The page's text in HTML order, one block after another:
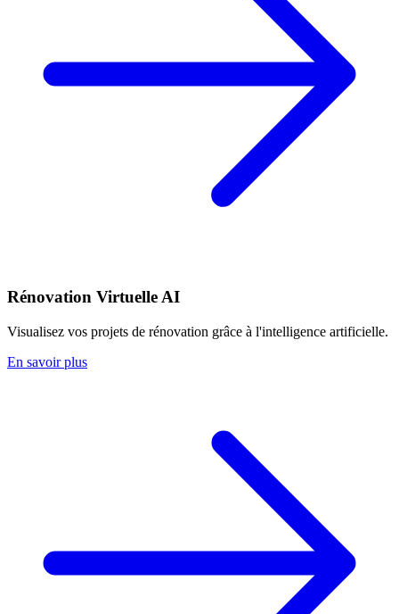
Rénovation Virtuelle AI
Visualisez vos projets de rénovation grâce à l'intelligence artificielle.
En savoir plus